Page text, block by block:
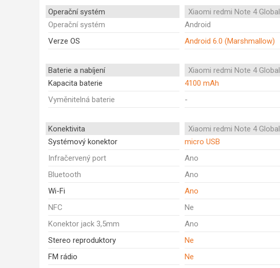
Operační systém Xiaomi redmi Note 4 Global
Operační systém
Android
Verze OS
Android 6.0 (Marshmallow)
Baterie a nabíjení Xiaomi redmi Note 4 Global
Kapacita baterie
4100 mAh
Vyměnitelná baterie
-
Konektivita Xiaomi redmi Note 4 Global
Systémový konektor
micro USB
Infračervený port
Ano
Bluetooth
Ano
Wi-Fi
Ano
NFC
Ne
Konektor jack 3,5mm
Ano
Stereo reproduktory
Ne
FM rádio
Ne